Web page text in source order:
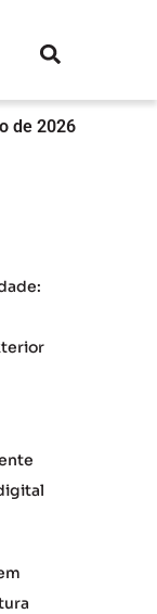
n
g
a
m
de 2026